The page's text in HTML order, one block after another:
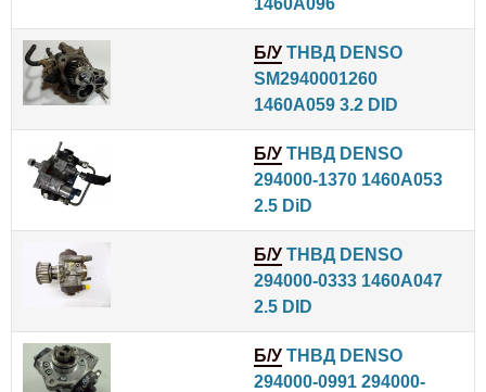
Б/У ТНВД DENSO
SM2940001260
1460A059 3.2 DID
Б/У ТНВД DENSO
294000-1370 1460A053
2.5 DiD
Б/У ТНВД DENSO
294000-0333 1460A047
2.5 DID
Б/У ТНВД DENSO
294000-0991 294000-